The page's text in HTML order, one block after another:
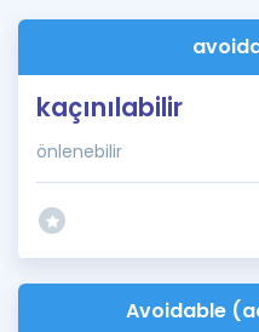
İngilizce Gramer
kaçınılabilir
önlenebilir
Avoidable